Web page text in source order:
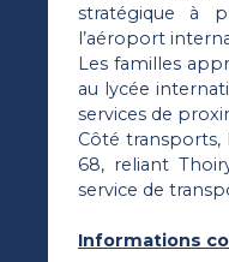
stratégique à
l’aéroport
Les familles
au lycée
services de
Côté transports,
68, reliant
service de
Informations